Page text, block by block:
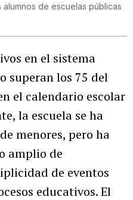
de escuelas públicas
en el sistema
superan los 75 del
el calendario escolar
la escuela se ha
menores, pero ha
amplio de
de eventos
educativos. El